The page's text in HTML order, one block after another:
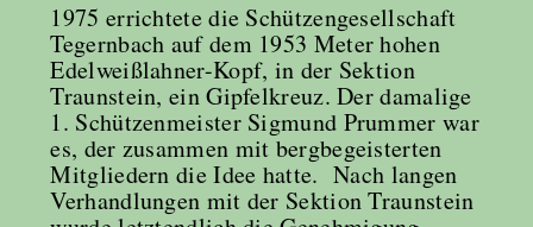
1975 errichtete die Schützengesellschaft
Tegernbach auf dem 1953 Meter hohen
Edelweißlahner-Kopf, in der Sektion
Traunstein, ein Gipfelkreuz. Der damalige
1. Schützenmeister Sigmund Prummer war
es, der zusammen mit bergbegeisterten
Mitgliedern die Idee hatte. Nach langen
Verhandlungen mit der Sektion Traunstein